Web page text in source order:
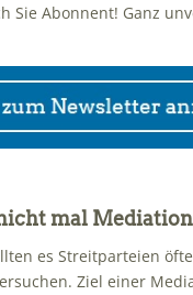
Sie Abonnent! Ganz
mal
es Streitparteien
Ziel einer